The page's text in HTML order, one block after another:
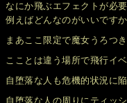
なにか飛ぶエフェクトが必要
例えばどんなのがいいですか
まあここ限定で魔女うろつ
こことは違う場所で飛行イ
自堕落な人も危機的状況に
自堕落な人の周りにティッ